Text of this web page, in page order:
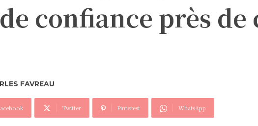
confiance près de
FAVREAU
Twitter Pinterest WhatsApp